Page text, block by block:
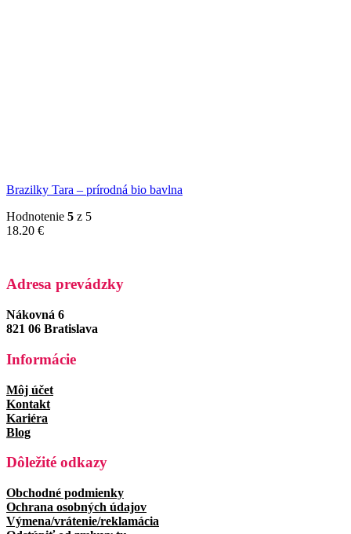
Brazilky Tara – prírodná bio bavlna
Hodnotenie 5 z 5
18.20 €
Adresa prevádzky
Nákovná 6
821 06 Bratislava
Informácie
Môj účet
Kontakt
Kariéra
Blog
Dôležité odkazy
Obchodné podmienky
Ochrana osobných údajov
Výmena/vrátenie/reklamácia